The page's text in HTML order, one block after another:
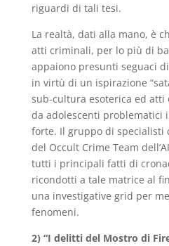
riguardi di tali tesi.
La realtà, dati alla mano, è
atti criminali, per lo più di
appaiono presunti seguaci
in virtù di un ispirazione
sub-cultura esoterica ed
da adolescenti problematici
forte. Il gruppo di specialisti
del Occult Crime Team
tutti i principali fatti di
ricondotti a tale matrice al
una investigative grid per
fenomeni.
2) “I delitti del Mostro di